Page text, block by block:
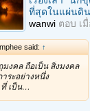
ที่สุดในแผ่นดิน
wanwi ตอบ เ
said: ↑
มงคล ถือเป็น สิ่งมงคล
าระอย่างหนึ่ง
เป็น…